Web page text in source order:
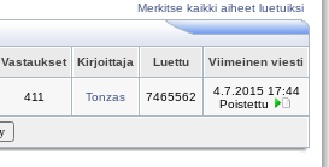
Merkitse kaikki aiheet luetuiksi
Vastaukset Kirjoittaja Luettu Viimeinen viesti
411 Tonzas 7465562
4.7.2015 17:44
Poistettu